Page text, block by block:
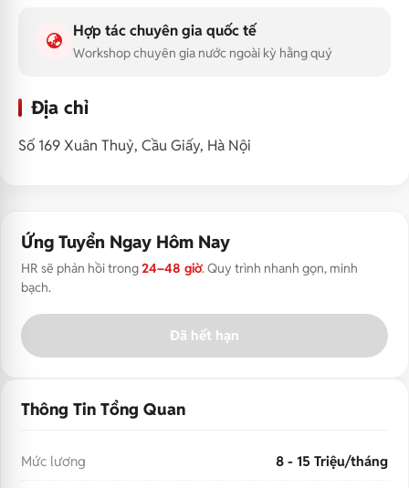
Hợp tác chuyên gia quốc tế
Workshop chuyên gia nước ngoài kỳ hằng quý
Địa chỉ
Số 169 Xuân Thuỷ, Cầu Giấy, Hà Nội
Ứng Tuyển Ngay Hôm Nay
HR sẽ phản hồi trong24–48 giờ. Quy trình nhanh gọn, minh
bạch.
Đã hết hạn
Thông Tin Tổng Quan
Mức lương 8 - 15 Triệu/tháng